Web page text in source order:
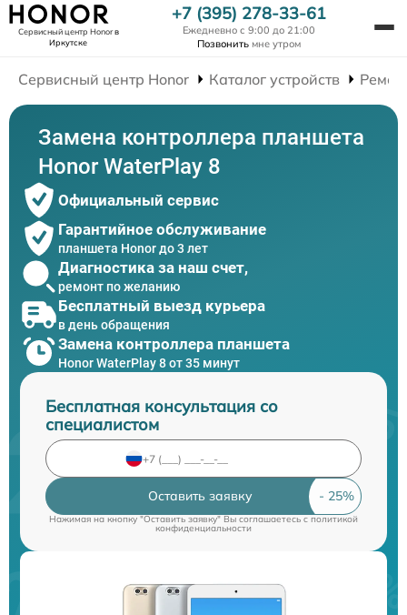
Сервисный центр Honorв
Иркутске
+7 (395) 278-33-61
Ежедневно с 9:00 до 21:00
Позвонить мне утром
Сервисный центр Honor Каталог устройств
Замена контроллера планшета
Honor WaterPlay 8
Официальный сервис
Гарантийное обслуживание
планшета Honor до 3 лет
Диагностика за наш счет,
ремонт по желанию
Бесплатный выезд курьера
в день обращения
Замена контроллера планшета
Honor WaterPlay 8 от 35 минут
Бесплатная консультация со
специалистом
Оставить заявку
Нажимая на кнопку "Оставить заявку" Вы соглашаетесь cполитикой
конфиденциальности